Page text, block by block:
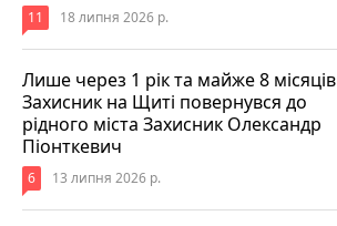
11 18 липня 2026 р.
Лише через 1 рік та майже 8 місяців
Захисник на Щиті повернувся до
рідного міста Захисник Олександр
Піонткевич
6 13 липня 2026 р.